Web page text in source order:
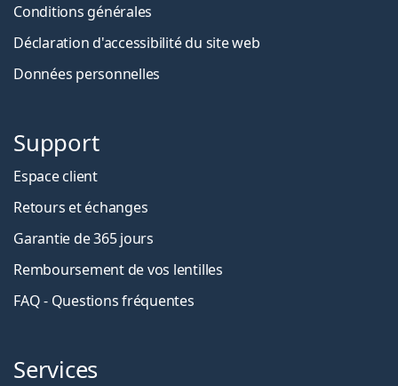
Conditions générales
Déclaration d'accessibilité du site web
Données personnelles
Support
Espace client
Retours et échanges
Garantie de 365 jours
Remboursement de vos lentilles
FAQ - Questions fréquentes
Services